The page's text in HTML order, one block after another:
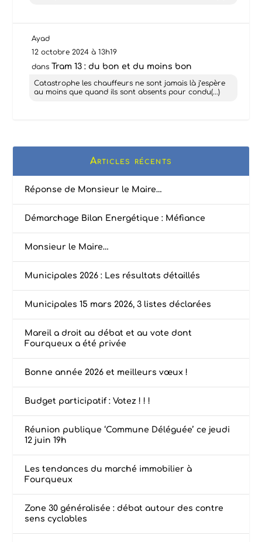
Ayad
12 octobre 2024 à 13h19
dansTram 13 : du bon et du moins bon
Catastrophe les chauffeurs ne sont jamais là j’espère
au moins que quand ils sont absents pour condu(...)
Articles récents
Réponse de Monsieur le Maire…
Démarchage Bilan Energétique : Méfiance
Monsieur le Maire…
Municipales 2026 : Les résultats détaillés
Municipales 15 mars 2026, 3 listes déclarées
Mareil a droit au débat et au vote dont
Fourqueux a été privée
Bonne année 2026 et meilleurs vœux !
Budget participatif : Votez ! ! !
Réunion publique ‘Commune Déléguée’ ce jeudi
12 juin 19h
Les tendances du marché immobilier à
Fourqueux
Zone 30 généralisée : débat autour des contre
sens cyclables